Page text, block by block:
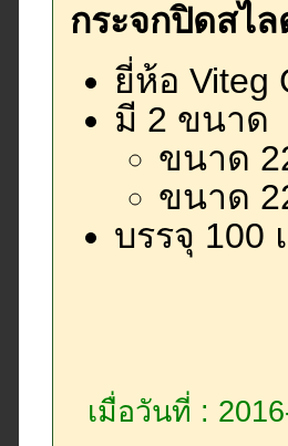
กระจกปิดสไล
ยี่ห้อ Viteg
มี 2 ขนาด
ขนาด
ขนาด
บรรจุ 100
เมื่อวันที่ :